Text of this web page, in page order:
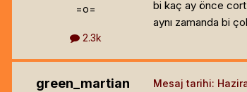
=o=
2.3k
bi kaç ay önce cort
aynı zamanda bi
green_martian Mesaj tarihi: